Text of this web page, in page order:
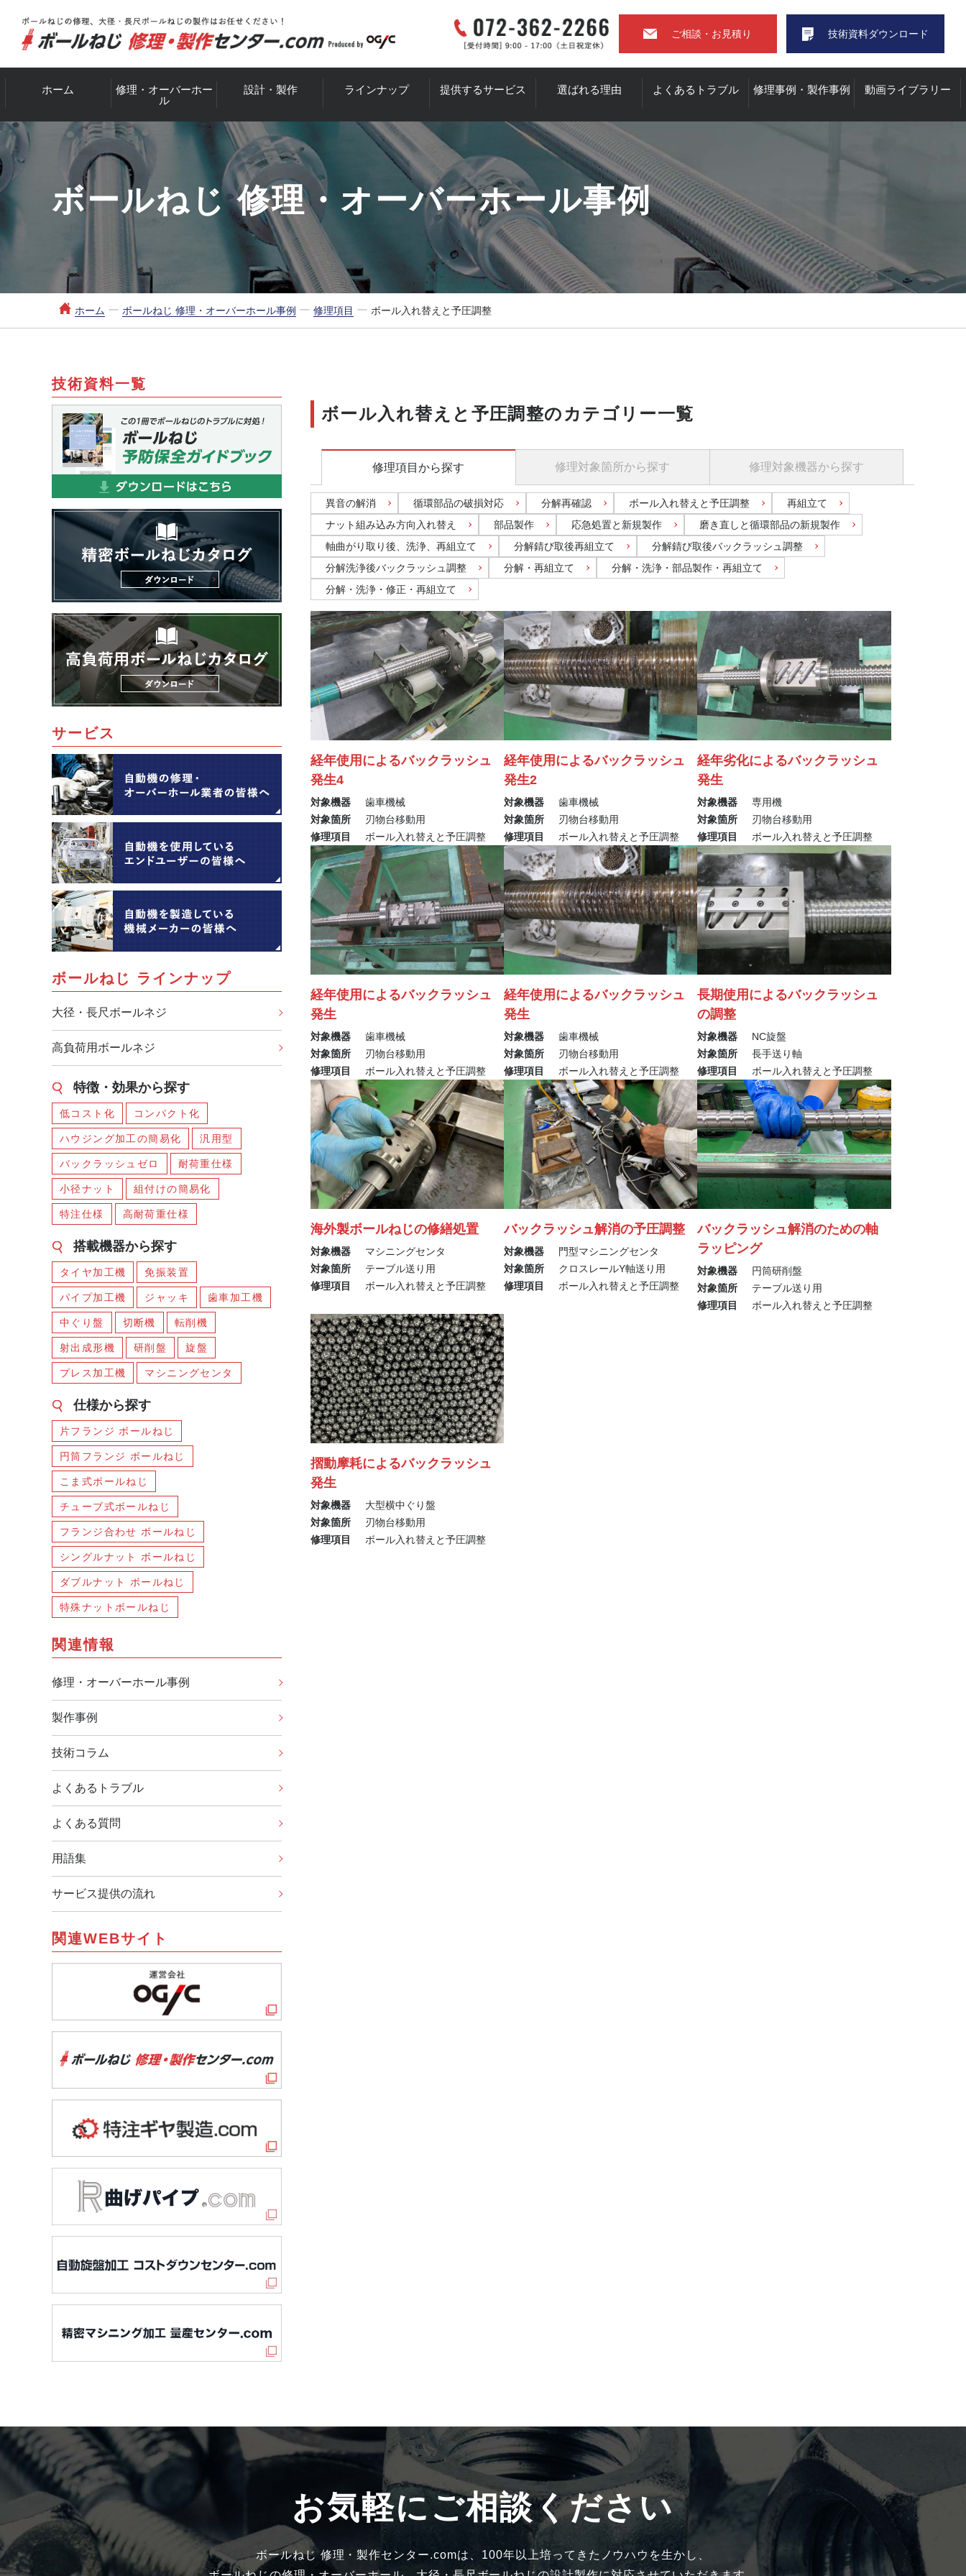
ボールねじ修理・オーバーホール事例
ホーム ー ボールねじ 修理・オーバーホール事例 ー 修理項目 ー ボール入れ替えと予圧調整
技術資料一覧
サービス
ボールねじ ラインナップ
大径・長尺ボールネジ
高負荷用ボールネジ
特徴・効果から探す
低コスト化 コンパクト化
ハウジング加工の簡易化 汎用型
バックラッシュゼロ 耐荷重仕様
小径ナット 組付けの簡易化
特注仕様 高耐荷重仕様
搭載機器から探す
タイヤ加工機 免振装置
パイプ加工機 ジャッキ 歯車加工機
中ぐり盤 切断機 転削機
射出成形機 研削盤 旋盤
プレス加工機 マシニングセンタ
仕様から探す
片フランジ ボールねじ
円筒フランジ ボールねじ
こま式ボールねじ
チューブ式ボールねじ
フランジ合わせ ボールねじ
シングルナット ボールねじ
ダブルナット ボールねじ
特殊ナットボールねじ
関連情報
修理・オーバーホール事例
製作事例
技術コラム
よくあるトラブル
よくある質問
用語集
サービス提供の流れ
関連WEBサイト
ボール入れ替えと予圧調整のカテゴリー一覧
修理項目から探す 修理対象箇所から探す 修理対象機器から探す
異音の解消 循環部品の破損対応 分解再確認 ボール入れ替えと予圧調整
再組立て
ナット組み込み方向入れ替え
部品製作 応急処置と新規製作
磨き直しと循環部品の新規製作
軸曲がり取り後、洗浄、再組立て
分解錆び取後再組立て
分解錆び取後バックラッシュ調整
分解洗浄後バックラッシュ調整
分解・再組立て
分解・洗浄・部品製作・再組立て
分解・洗浄・修正・再組立て
経年使用によるバックラッシュ
発生4
対象機器
歯車機械
対象箇所
刃物台移動用
修理項目
ボール入れ替えと予圧調整
経年使用によるバックラッシュ
発生2
対象機器
歯車機械
対象箇所
刃物台移動用
修理項目
ボール入れ替えと予圧調整
経年劣化によるバックラッシュ
発生
対象機器
専用機
対象箇所
刃物台移動用
修理項目
ボール入れ替えと予圧調整
経年使用によるバックラッシュ
発生
対象機器
歯車機械
対象箇所
刃物台移動用
修理項目
ボール入れ替えと予圧調整
経年使用によるバックラッシュ
発生
対象機器
歯車機械
対象箇所
刃物台移動用
修理項目
ボール入れ替えと予圧調整
長期使用によるバックラッシュ
の調整
対象機器
NC旋盤
対象箇所
長手送り軸
修理項目
ボール入れ替えと予圧調整
海外製ボールねじの修繕処置
対象機器
マシニングセンタ
対象箇所
テーブル送り用
修理項目
ボール入れ替えと予圧調整
バックラッシュ解消の予圧調整
対象機器
門型マシニングセンタ
対象箇所
クロスレールY軸送り用
修理項目
ボール入れ替えと予圧調整
バックラッシュ解消のための軸
ラッピング
対象機器
円筒研削盤
対象箇所
テーブル送り用
修理項目
ボール入れ替えと予圧調整
摺動摩耗によるバックラッシュ
発生
対象機器
大型横中ぐり盤
対象箇所
刃物台移動用
修理項目
ボール入れ替えと予圧調整
お気軽にご相談ください
ボールねじ 修理・製作センター.comは、100年以上培ってきたノウハウを生かし、
ご相談・お見積り 技術資料ダウンロード
ホーム
修理・オーバーホー
ル
設計・製作 ラインナップ 提供するサービス
自動機の修理・オーバ
ーホール業者の皆様へ
自動機を使用している
エンドユーザーの皆様
自動機を製造している
機械メーカーの皆様へ
選ばれる理由 よくあるトラブル 修理事例・製作事例 動画ライブラリー